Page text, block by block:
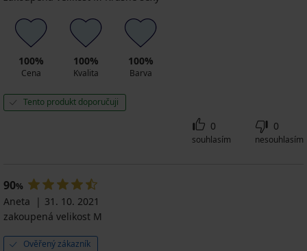
100%
Cena
100%
Kvalita
100%
Barva
Tento produkt doporučuji
0
souhlasím
0
nesouhlasím
90%
Aneta
31. 10. 2021
zakoupená velikost M
Ověřený zákazník